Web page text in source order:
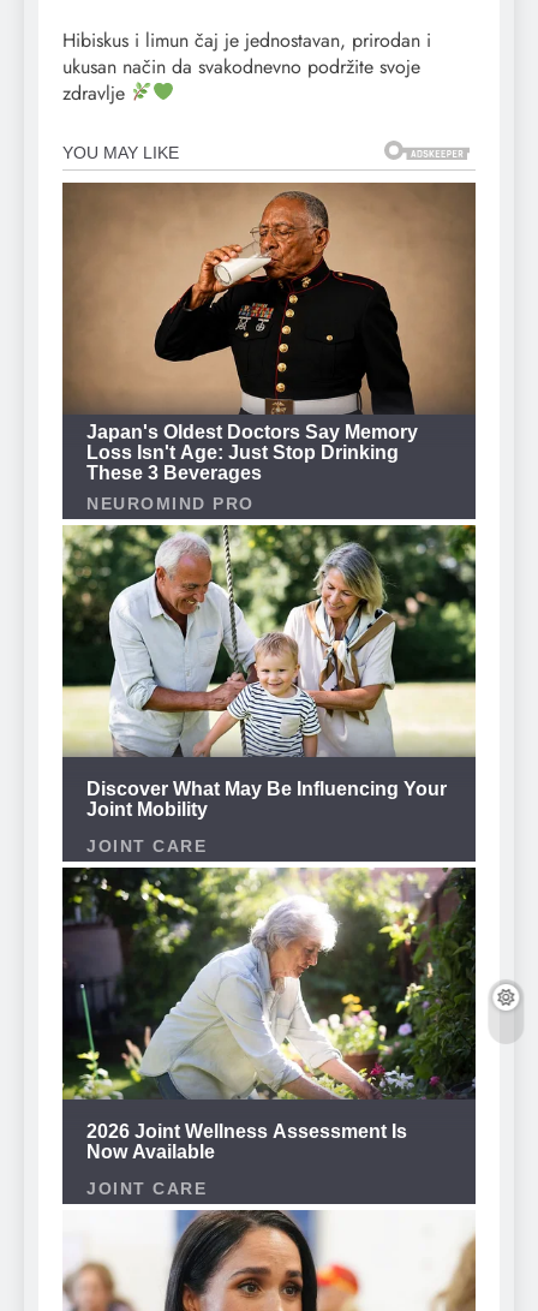
Hibiskus i limun čaj je jednostavan, prirodan i
ukusan način da svakodnevno podržite svoje
zdravlje